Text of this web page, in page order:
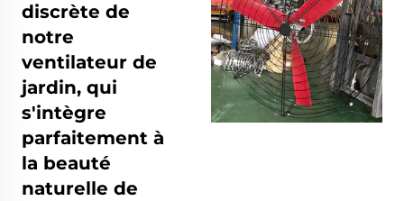
discrète de
notre
ventilateur de
jardin, qui
s'intègre
parfaitement à
la beauté
naturelle de